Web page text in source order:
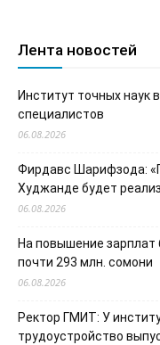
Лента новостей
Институт точных наук
специалистов
06.08.2026
Фирдавс Шарифзода:
Худжанде будет
06.08.2026
На повышение зарплат
почти 293 млн. сомони
06.08.2026
Ректор ГМИТ: У
трудоустройство